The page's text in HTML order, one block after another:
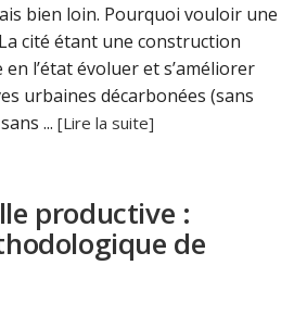
bien loin. Pourquoi vouloir une
cité étant une construction
l’état évoluer et s’améliorer
urbaines décarbonées (sans
...[Lire la suite]
productive :
de